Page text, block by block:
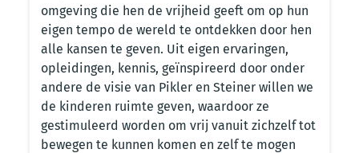
omgeving die hen de vrijheid geeft om op hun
eigen tempo de wereld te ontdekken door hen
alle kansen te geven. Uit eigen ervaringen,
opleidingen, kennis, geïnspireerd door onder
andere de visie van Pikler en Steiner willen we
de kinderen ruimte geven, waardoor ze
gestimuleerd worden om vrij vanuit zichzelf tot
bewegen te kunnen komen en zelf te mogen